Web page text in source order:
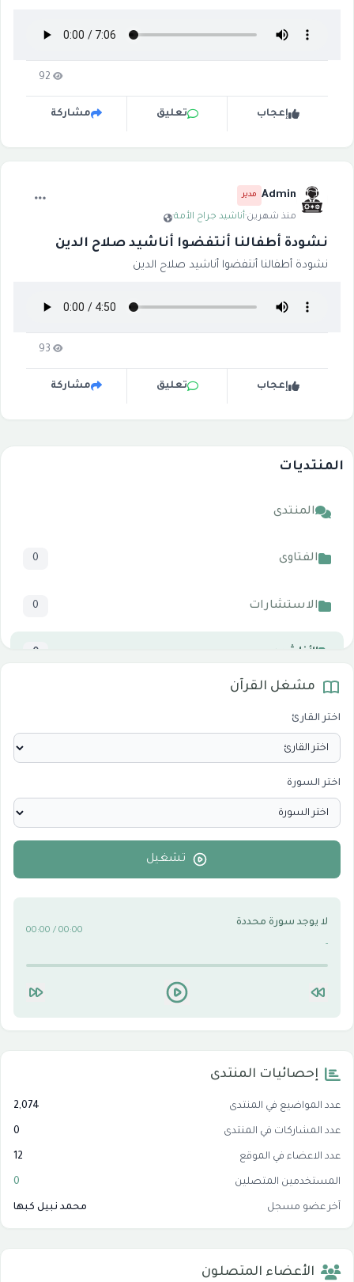
المنتديات
المنتدى
الفتاوى 0
الاستشارات 0
الأناشيد 0
الدروس والخطب
الأقسام التقنية للكمبيوتر والنترنت 0
92
إعجاب تعليق مشاركة
Admin مدير
منذ شهرين·أناشيد جراح الأمة·
نشودة أطفالنا أنتفضوا أناشيد صلاح الدين
نشودة أطفالنا أنتفضوا أناشيد صلاح الدين
93
إعجاب تعليق مشاركة
مشغل القرآن
اختر القارئ
اختر السورة
تشغيل
لا يوجد سورة محددة
00:00 / 00:00
إحصائيات المنتدى
عدد المواضيع في المنتدى 2,074
عدد المشاركات في المنتدى 0
عدد الاعضاء في الموقع 12
المستخدمين المتصلين 0
آخر عضو مسجل محمد نبيل كبها
الأعضاء المتصلون